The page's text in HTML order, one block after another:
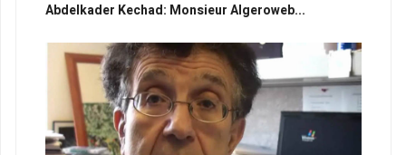
Abdelkader Kechad: Monsieur Algeroweb...